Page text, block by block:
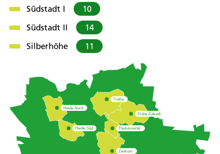
Südstadt I
10
Südstadt II
14
Silberhöhe
11
Trotha
Frohe Zukunft
Paulusviertel
Zentrum
Heide-Nord
Heide-Süd